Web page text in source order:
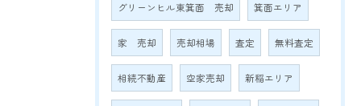
グリーンヒル東箕面 売却 箕面エリア
家 売却 売却相場 査定 無料査定
相続不動産 空家売却 新稲エリア